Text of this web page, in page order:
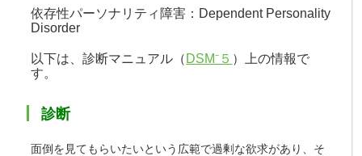
依存性パーソナリティ障害：Dependent Personality
Disorder
以下は、診断マニュアル（ DSM⁻５ ）上の情報で
す。
診断
面倒を見てもらいたいという広範で過剰な欲求があり、そ